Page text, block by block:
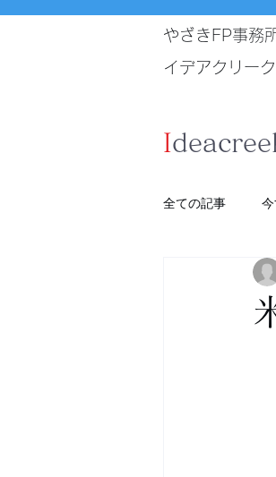
やざきFP事務
イデアクリー
I
全ての記事